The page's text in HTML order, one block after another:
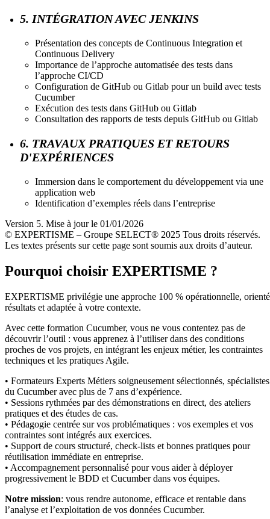
5. INTÉGRATION AVEC JENKINS
Présentation des concepts de Continuous Integration et
Continuous Delivery
Importance de l’approche automatisée des tests dans
l’approche CI/CD
Configuration de GitHub ou Gitlab pour un build avec tests
Cucumber
Exécution des tests dans GitHub ou Gitlab
Consultation des rapports de tests depuis GitHub ou Gitlab
6. TRAVAUX PRATIQUES ET RETOURS
D'EXPÉRIENCES
Immersion dans le comportement du développement via une
application web
Identification d’exemples réels dans l’entreprise
Version 5. Mise à jour le 01/01/2026
© EXPERTISME – Groupe SELECT® 2025 Tous droits réservés.
Les textes présents sur cette page sont soumis aux droits d’auteur.
Pourquoi choisir EXPERTISME ?
EXPERTISME privilégie une approche 100 % opérationnelle,
résultats et adaptée à votre contexte.
Avec cette formation Cucumber, vous ne vous contentez pas de
découvrir l’outil : vous apprenez à l’utiliser dans des conditions
proches de vos projets, en intégrant les enjeux métier, les contraintes
techniques et les pratiques Agile.
• Formateurs Experts Métiers soigneusement sélectionnés, spécialistes
du Cucumber avec plus de 7 ans d’expérience.
• Sessions rythmées par des démonstrations en direct, des ateliers
pratiques et des études de cas.
• Pédagogie centrée sur vos problématiques : vos exemples et vos
contraintes sont intégrés aux exercices.
• Support de cours structuré, check-lists et bonnes pratiques pour
réutilisation immédiate en entreprise.
• Accompagnement personnalisé pour vous aider à déployer
progressivement le BDD et Cucumber dans vos équipes.
Notre mission: vous rendre autonome, efficace et rentable dans
l’analyse et l’exploitation de vos données Cucumber.